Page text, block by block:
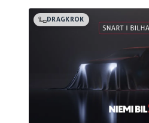
DRAGKROK